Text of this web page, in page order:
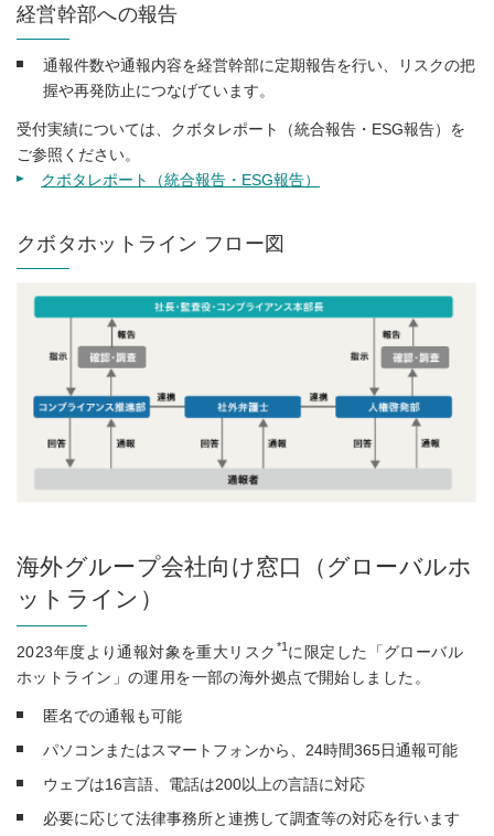
経営幹部への報告
通報件数や通報内容を経営幹部に定期報告を行い、リスクの把
握や再発防止につなげています。
受付実績については、クボタレポート（統合報告・ESG報告）を
ご参照ください。
クボタレポート（統合報告・ESG報告）
クボタホットライン フロー図
海外グループ会社向け窓口（グローバルホ
ットライン）
2023年度より通報対象を重大リスク *1に限定した「グローバル
ホットライン」の運用を一部の海外拠点で開始しました。
匿名での通報も可能
パソコンまたはスマートフォンから、24時間365日通報可能
ウェブは16言語、電話は200以上の言語に対応
必要に応じて法律事務所と連携して調査等の対応を行います